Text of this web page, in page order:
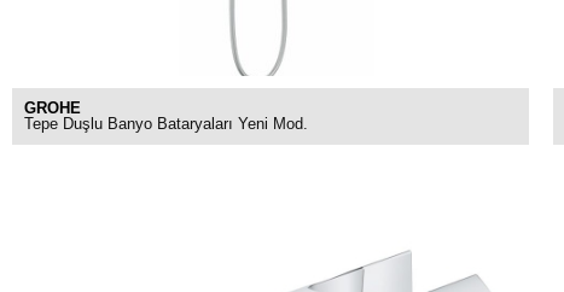
GROHE
Tepe Duşlu Banyo Bataryaları Yeni Mod.